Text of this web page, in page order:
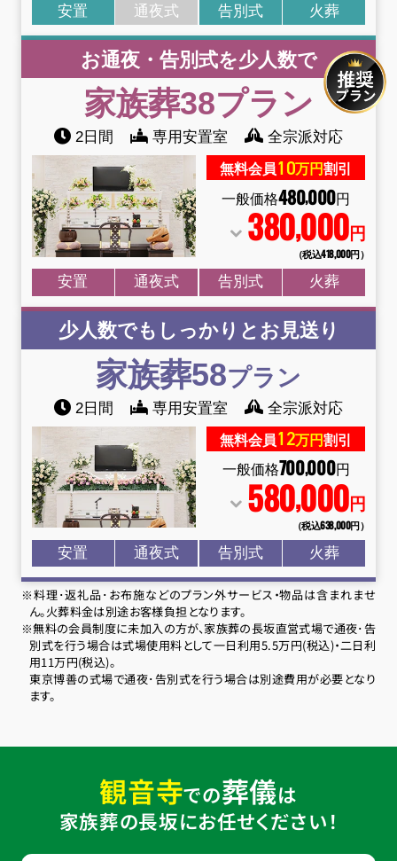
安置 通夜式 告別式 火葬
お通夜・告別式を少人数で
家族葬38プラン
2日間 専用安置室 全宗派対応
無料会員10万円割引
一般価格480,000円
380,000円
（税込418,000円）
安置 通夜式 告別式 火葬
少人数でもしっかりとお見送り
家族葬58プラン
2日間 専用安置室 全宗派対応
無料会員12万円割引
一般価格700,000円
580,000円
（税込638,000円）
安置 通夜式 告別式 火葬
※料理･返礼品･お布施などのプラン外サービス・物品は含まれませ
ん。火葬料金は別途お客様負担となります。
※無料の会員制度に未加入の方が、家族葬の長坂直営式場で通夜･告
別式を行う場合は式場使用料として一日利用5.5万円(税込)・二日利
用11万円(税込)。
東京博善の式場で通夜･告別式を行う場合は別途費用が必要となり
ます。
観音寺での葬儀は
家族葬の長坂にお任せください！